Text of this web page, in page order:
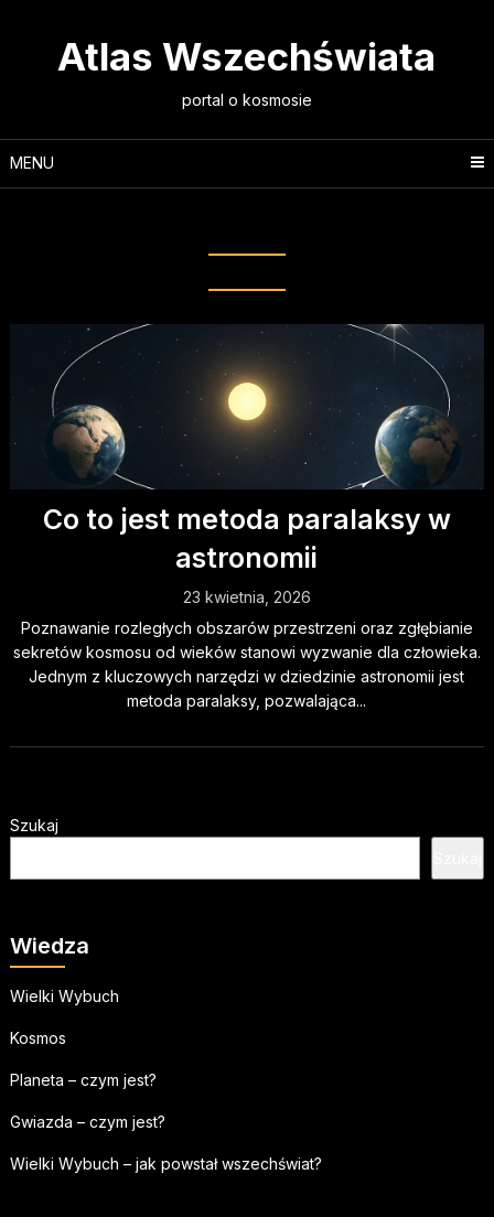
Atlas Wszechświata
portal o kosmosie
MENU
Co to jest metoda paralaksy w
astronomii
23 kwietnia, 2026
Poznawanie rozległych obszarów przestrzeni oraz zgłębianie
sekretów kosmosu od wieków stanowi wyzwanie dla człowieka.
Jednym z kluczowych narzędzi w dziedzinie astronomii jest
metoda paralaksy, pozwalająca...
Szukaj
Wiedza
Wielki Wybuch
Kosmos
Planeta – czym jest?
Gwiazda – czym jest?
Wielki Wybuch – jak powstał wszechświat?